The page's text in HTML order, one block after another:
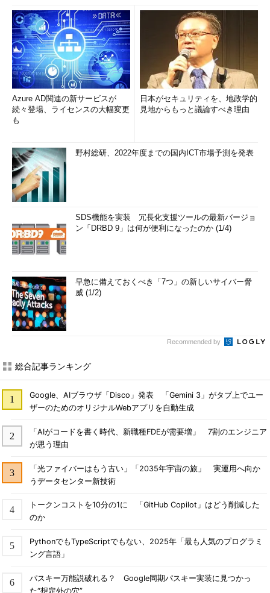
Azure AD関連の新サービスが
続々登場、ライセンスの大幅変更
も
日本がセキュリティを、地政学的
見地からもっと議論すべき理由
野村総研、2022年度までの国内ICT市場予測を発表
SDS機能を実装 冗長化支援ツールの最新バージョ
ン「DRBD 9」は何が便利になったのか (1/4)
早急に備えておくべき「7つ」の新しいサイバー脅
威 (1/2)
Recommended by
総合記事ランキング
Google、AIブラウザ「Disco」発表 「Gemini 3」がタブ上でユー
ザーのためのオリジナルWebアプリを自動生成
「AIがコードを書く時代、新職種FDEが需要増」 7割のエンジニア
が思う理由
「光ファイバーはもう古い」「2035年宇宙の旅」 実運用へ向か
うデータセンター新技術
トークンコストを10分の1に 「GitHub Copilot」はどう削減した
のか
PythonでもTypeScriptでもない、2025年「最も人気のプログラミ
ング言語」
パスキー万能説破れる？ Google同期パスキー実装に見つかっ
た“想定外の穴”